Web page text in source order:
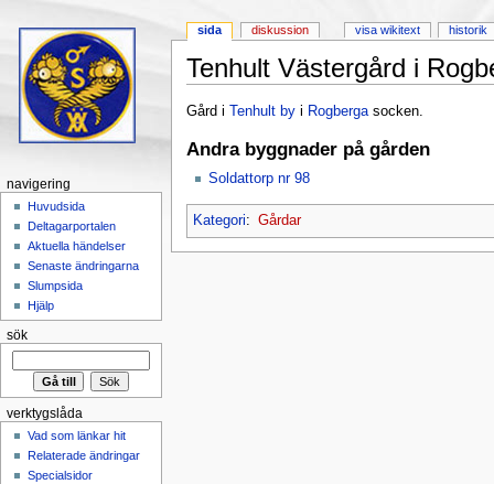
Tenhult Västergård i
Gård i
Tenhult byi Rogbergasocken.
Andra byggnader på gården
Soldattorp nr 98
Kategori: Gårdar
sida diskussion visa wikitext historik
navigering
Huvudsida
Deltagarportalen
Aktuella händelser
Senaste ändringarna
Slumpsida
Hjälp
sök
verktygslåda
Vad som länkar hit
Relaterade ändringar
Specialsidor